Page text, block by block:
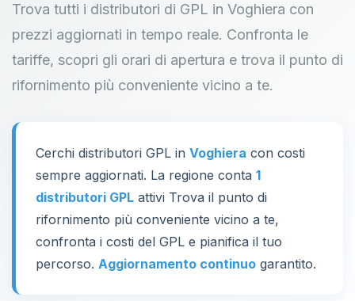
Trova tutti i distributori di GPL in Voghiera con
prezzi aggiornati in tempo reale. Confronta le
tariffe, scopri gli orari di apertura e trova il punto di
rifornimento più conveniente vicino a te.
Cerchi distributori GPL in Voghiera con costi
sempre aggiornati. La regione conta 1
distributori GPL attivi Trova il punto di
rifornimento più conveniente vicino a te,
confronta i costi del GPL e pianifica il tuo
percorso. Aggiornamento continuo garantito.